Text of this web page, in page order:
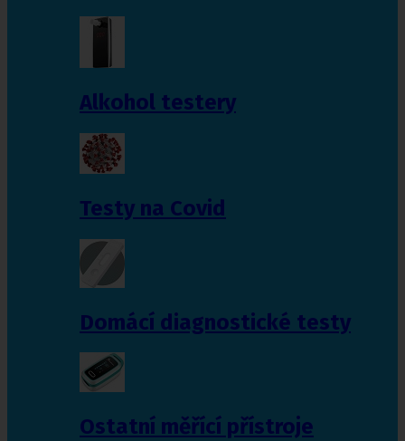
Alkohol testery
Testy na Covid
Domácí diagnostické testy
Ostatní měřící přístroje